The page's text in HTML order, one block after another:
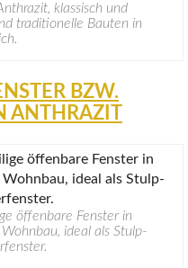
klassisch und
traditionelle Bauten in
BZW.
ANTHRAZIT
öffenbare Fenster in
ideal als Stulp-